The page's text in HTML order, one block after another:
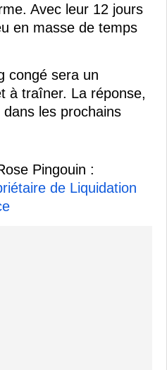
Avec leur 12 jours
en masse de temps
congé sera un
à traîner. La réponse,
les prochains
Pingouin :
de Liquidation